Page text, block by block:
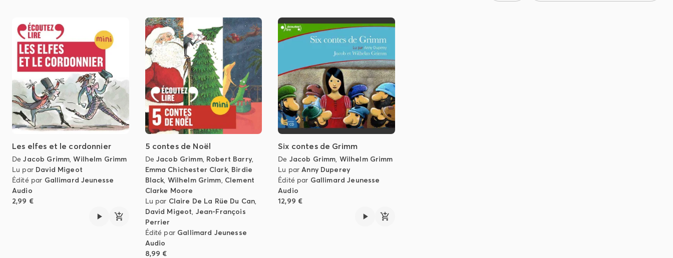
Les elfes et le cordonnier
DeJacob Grimm,Wilhelm Grimm
Lu par David Migeot
Édité par Gallimard Jeunesse
Audio
2,99 €
5 contes de Noël
DeJacob Grimm, Robert Barry,
Emma Chichester Clark, Birdie
Black, Wilhelm Grimm, Clement
Clarke Moore
Lu par Claire De La Rüe Du Can,
David Migeot, Jean-François
Perrier
Édité par Gallimard Jeunesse
Audio
8,99 €
Six contes de Grimm
De Jacob Grimm, Wilhelm Grimm
Lu parAnny Duperey
Édité par Gallimard Jeunesse
Audio
12,99 €